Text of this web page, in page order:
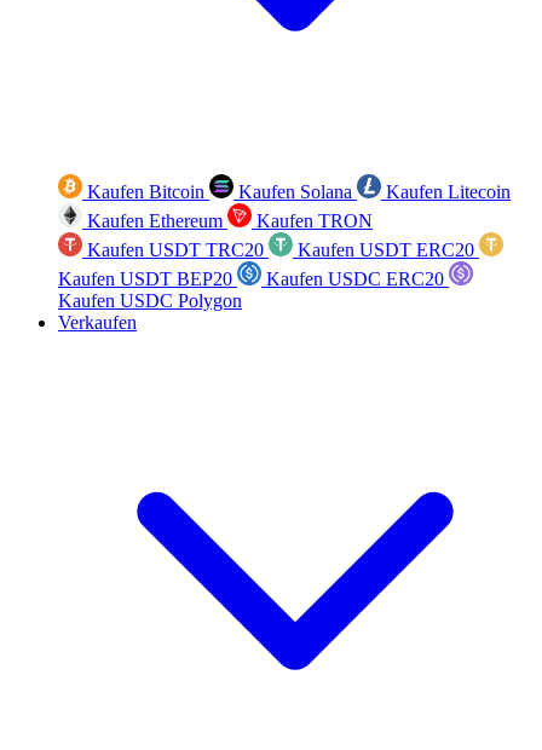
Kaufen Bitcoin Kaufen Solana
Kaufen Litecoin
Kaufen Ethereum
Kaufen TRON
Kaufen USDT TRC20
Kaufen USDT ERC20
Kaufen USDT BEP20
Kaufen USDC ERC20
Kaufen USDC Polygon
Verkaufen